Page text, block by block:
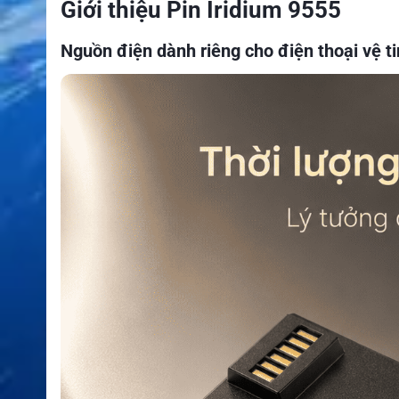
Giới thiệu Pin Iridium 9555
Nguồn điện dành riêng cho điện thoại vệ